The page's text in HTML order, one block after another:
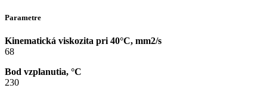
Parametre
Kinematická viskozita pri 40°C, mm2/s
68
Bod vzplanutia, °C
230